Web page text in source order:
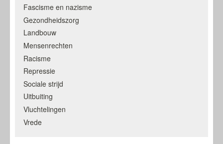
Fascisme en nazisme
Gezondheidszorg
Landbouw
Mensenrechten
Racisme
Repressie
Sociale strijd
Uitbuiting
Vluchtelingen
Vrede